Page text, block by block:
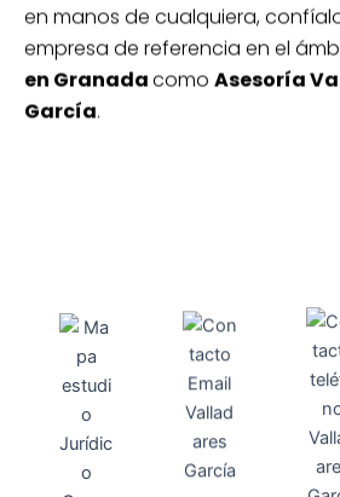
en manos de cualquiera,
empresa de referencia en el
en Granada como Asesoría
García.